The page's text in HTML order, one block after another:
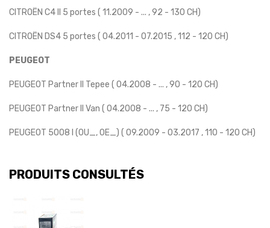
CITROËN C4 II 5 portes ( 11.2009 - ... , 92 - 130 CH)
CITROËN DS4 5 portes ( 04.2011 - 07.2015 , 112 - 120 CH)
PEUGEOT
PEUGEOT Partner II Tepee ( 04.2008 - ... , 90 - 120 CH)
PEUGEOT Partner II Van ( 04.2008 - ... , 75 - 120 CH)
PEUGEOT 5008 I (0U_, 0E_) ( 09.2009 - 03.2017 , 110 - 120 CH)
PRODUITS CONSULTÉS